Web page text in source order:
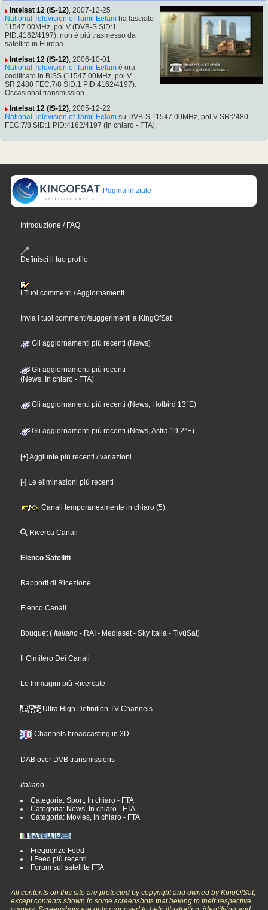
Intelsat 12 (IS-12), 2007-12-25
National Television of Tamil Eelam ha lasciato
11547.00MHz, pol.V (DVB-S SID:1
PID:4162/4197), non è più trasmesso da
satellite in Europa.
Intelsat 12 (IS-12), 2006-10-01
National Television of Tamil Eelam è ora
codificato in BISS (11547.00MHz, pol.V
SR:2480 FEC:7/8 SID:1 PID:4162/4197).
Occasional transmission.
Intelsat 12 (IS-12), 2005-12-22
National Television of Tamil Eelam su DVB-S 11547.00MHz, pol.V SR:2480
FEC:7/8 SID:1 PID:4162/4197 (In chiaro - FTA).
Pagina iniziale
Introduzione / FAQ
Definisci il tuo profilo
I Tuoi commenti / Aggiornamenti
Invia i tuoi commenti/suggerimenti a KingOfSat
Gli aggiornamenti più recenti (News)
Gli aggiornamenti più recenti
(News, In chiaro - FTA)
Gli aggiornamenti più recenti (News, Hotbird 13°E)
Gli aggiornamenti più recenti (News, Astra 19,2°E)
[+] Aggiunte più recenti / variazioni
[-] Le eliminazioni più recenti
Canali temporaneamente in chiaro (5)
Ricerca Canali
Elenco Satelliti
Rapporti di Ricezione
Elenco Canali
Bouquet( Italiano - RAI - Mediaset- Sky Italia - TivùSat)
Il Cimitero Dei Canali
Le Immagini più Ricercate
Ultra High Definition TV Channels
Channels broadcasting in 3D
DAB over DVB transmissions
Italiano
Categoria: Sport, In chiaro - FTA
Categoria: News, In chiaro - FTA
Categoria: Movies, In chiaro - FTA
Frequenze Feed
I Feed più recenti
Forum sul satellite FTA
All contents on this site are protected by copyright and owned by KingOfSat,
except contents shown in some screenshots that belong to their respective